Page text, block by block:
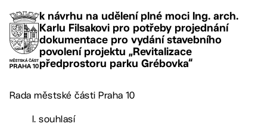
k návrhu na udělení plné moci Ing. arch.
Karlu Filsakovi pro potřeby projednání
dokumentace pro vydání stavebního
povolení projektu „Revitalizace
předprostoru parku Grébovka“
Rada městské části Praha 10
I. souhlasí